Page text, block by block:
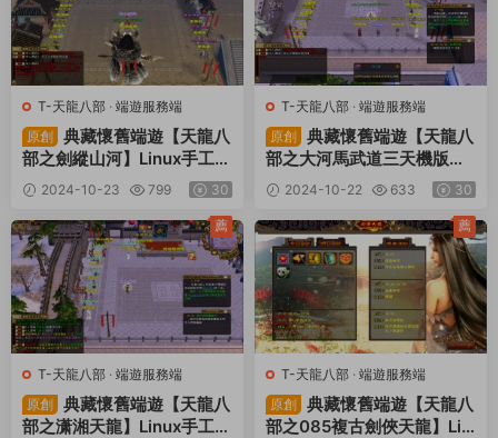
T-天龍八部 · 端遊服務端
原創
典藏懷舊端遊【天龍八
部之劍縱山河】Linux手工服
務端+PC客戶端+GM工具
+視頻架設教程
2024-10-23 799 30
T-天龍八部 · 端遊服務端
原創
典藏懷舊端遊【天龍八
部之大河馬武道三天機版】L
inux手工端+PC客戶端+GM
工具+視頻架設教程
2024-10-22 633 30
T-天龍八部 · 端遊服務端
原創
典藏懷舊端遊【天龍八
部之潇湘天龍】Linux手工服
薦
T-天龍八部 · 端遊服務端
原創
典藏懷舊端遊【天龍八
部之085複古劍俠天龍】Lin
薦